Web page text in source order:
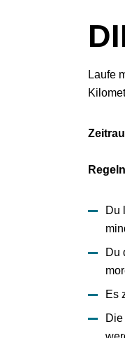
Laufe
Regeln
Du
Du
Es